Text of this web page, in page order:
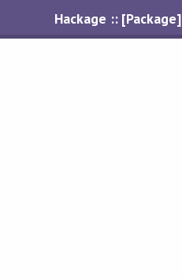
Hackage :: [Package]